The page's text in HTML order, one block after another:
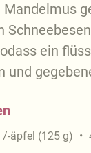
ein
und
äpfel (125 g)